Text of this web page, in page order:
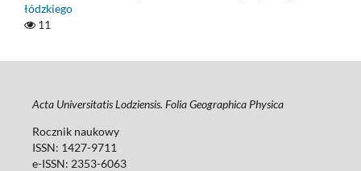
łódzkiego
11
Acta Universitatis Lodziensis. Folia Geographica Physica
Rocznik naukowy
ISSN: 1427-9711
e-ISSN: 2353-6063